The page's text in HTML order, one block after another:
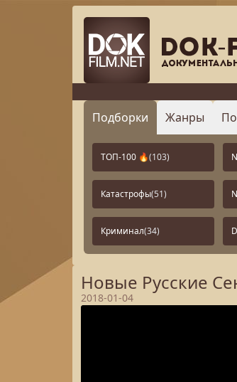
Подборки Жанры
ТОП-100 🔥(103)
Катастрофы(51)
Криминал(34)
Новые Русские
2018-01-04